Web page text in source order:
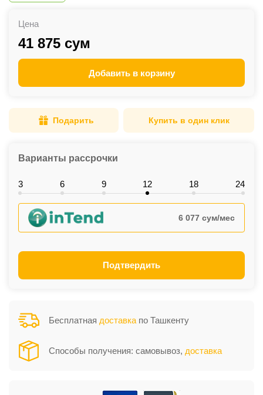
Цена
41 875 сум
Добавить в корзину
Подарить Купить в один клик
Варианты рассрочки
3 6 9 12 18 24
6 077 сум/мес
Подтвердить
Бесплатная доставка по Ташкенту
Способы получения: самовывоз, доставка